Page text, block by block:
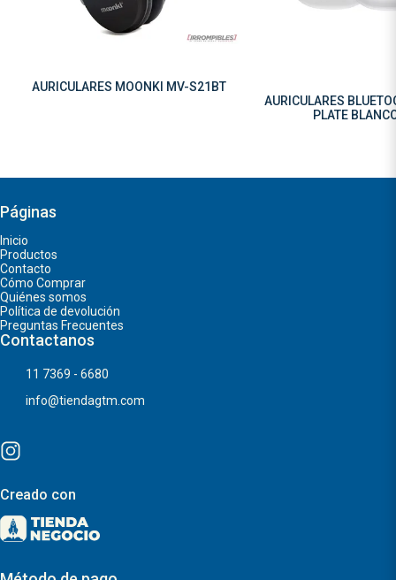
AURICULARES MOONKI MV-S21BT
AURICULARES
PLATE
Páginas
Inicio
Productos
Contacto
Cómo Comprar
Quiénes somos
Política de devolución
Preguntas Frecuentes
Contactanos
11 7369 - 6680
info@tiendagtm.com
Creado con